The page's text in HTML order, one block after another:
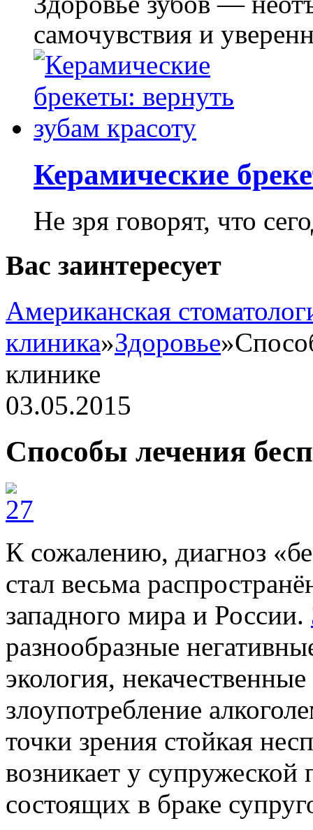
самочувствия и
Керамические
Не зря говорят, что
Вас заинтересует
Американская
клиника»Здоровье»
клинике
03.05.2015
Способы лечения
К сожалению, диагноз
стал весьма
западного мира и России.
разнообразные
экология,
злоупотребление
точки зрения стойкая
возникает у
состоящих в браке